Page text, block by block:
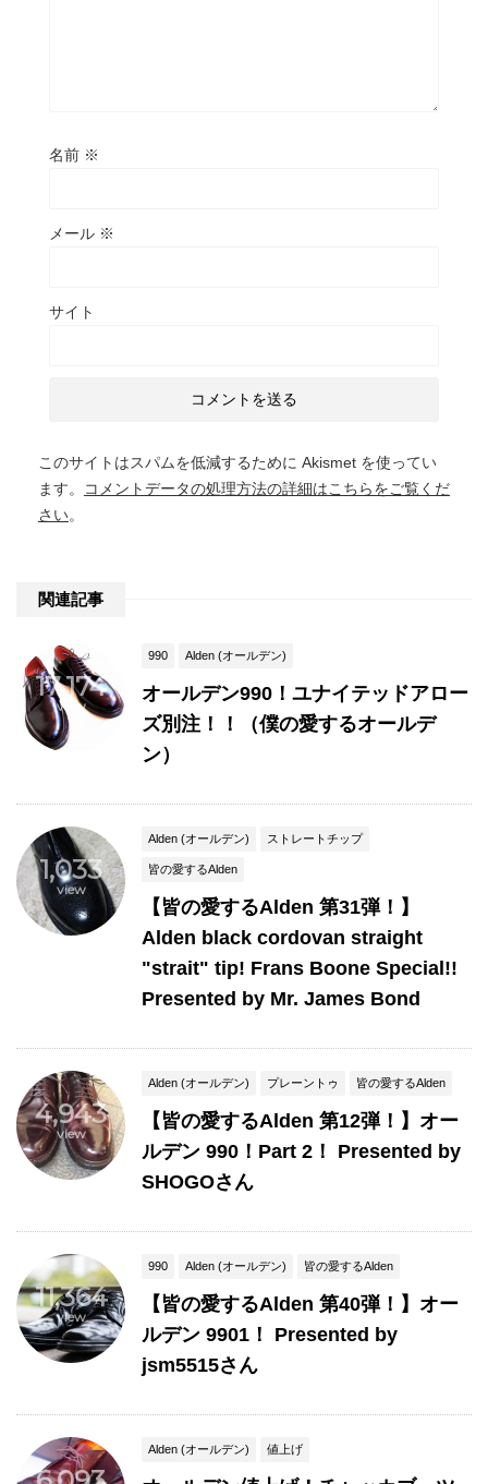
名前 ※
メール ※
サイト
このサイトはスパムを低減するために Akismet を使ってい
ます。
コメントデータの処理方法の詳細はこちらをご覧くだ
さい。
関連記事
17,174
view
990 Alden (オールデン)
オールデン990！ユナイテッドアロー
ズ別注！！（僕の愛するオールデ
ン）
1,033
view
Alden (オールデン) ストレートチップ
皆の愛するAlden
【皆の愛するAlden 第31弾！】
Alden black cordovan straight
"strait" tip! Frans Boone Special!!
Presented by Mr. James Bond
4,943
view
Alden (オールデン) プレーントゥ 皆の愛するAlden
【皆の愛するAlden 第12弾！】オー
ルデン 990！Part 2！ Presented by
SHOGOさん
11,364
view
990 Alden (オールデン) 皆の愛するAlden
【皆の愛するAlden 第40弾！】オー
ルデン 9901！ Presented by
jsm5515さん
Alden (オールデン) 値上げ